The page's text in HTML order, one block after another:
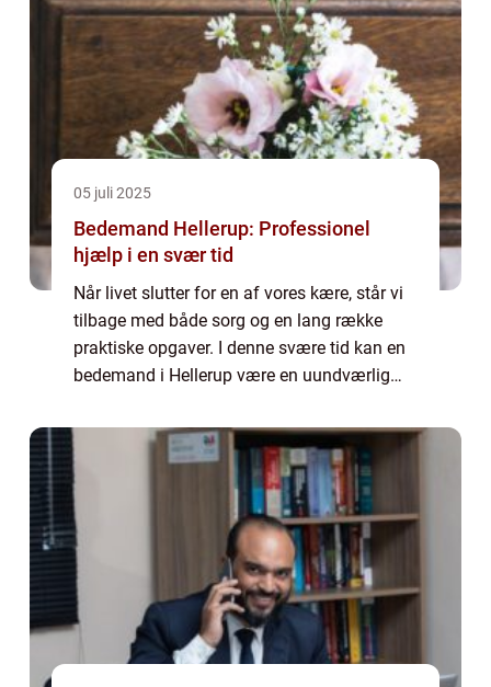
05 juli 2025
Bedemand Hellerup: Professionel
hjælp i en svær tid
Når livet slutter for en af vores kære, står vi
tilbage med både sorg og en lang række
praktiske opgaver. I denne svære tid kan en
bedemand i Hellerup være en uundværlig